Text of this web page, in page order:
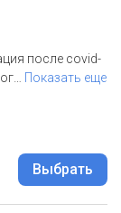
после covid-
… Показать еще
Выбрать